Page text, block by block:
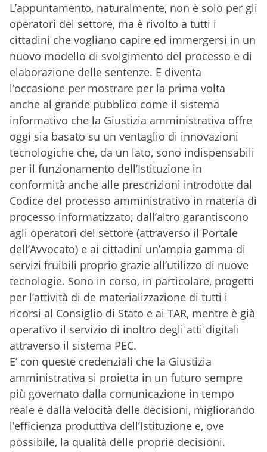
L’appuntamento, naturalmente, non è solo per gli
operatori del settore, ma è rivolto a tutti i
cittadini che vogliano capire ed immergersi in un
nuovo modello di svolgimento del processo e di
elaborazione delle sentenze. E diventa
l’occasione per mostrare per la prima volta
anche al grande pubblico come il sistema
informativo che la Giustizia amministrativa offre
oggi sia basato su un ventaglio di innovazioni
tecnologiche che, da un lato, sono indispensabili
per il funzionamento dell’Istituzione in
conformità anche alle prescrizioni introdotte dal
Codice del processo amministrativo in materia di
processo informatizzato; dall’altro garantiscono
agli operatori del settore (attraverso il Portale
dell’Avvocato) e ai cittadini un’ampia gamma di
servizi fruibili proprio grazie all’utilizzo di nuove
tecnologie. Sono in corso, in particolare, progetti
per l’attività di de materializzazione di tutti i
ricorsi al Consiglio di Stato e ai TAR, mentre è già
operativo il servizio di inoltro degli atti digitali
attraverso il sistema PEC.
E’ con queste credenziali che la Giustizia
amministrativa si proietta in un futuro sempre
più governato dalla comunicazione in tempo
reale e dalla velocità delle decisioni, migliorando
l’efficienza produttiva dell’Istituzione e, ove
possibile, la qualità delle proprie decisioni.